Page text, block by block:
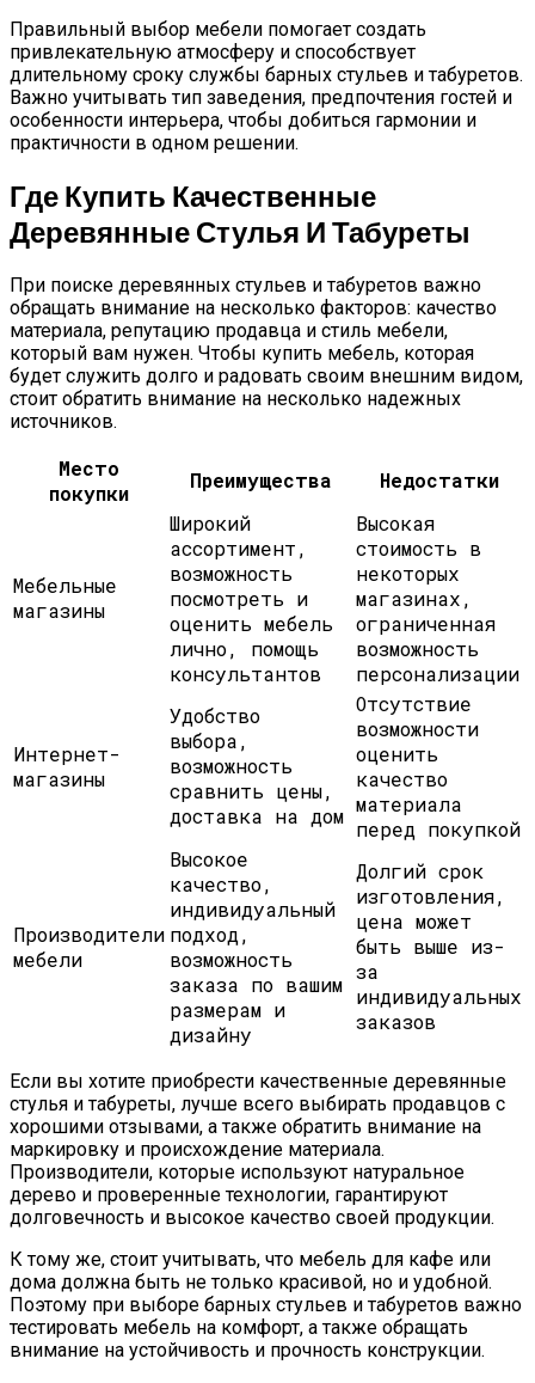
Правильный выбор мебели помогает создать
привлекательную атмосферу и способствует
длительному сроку службы барных стульев и табуретов.
Важно учитывать тип заведения, предпочтения гостей и
особенности интерьера, чтобы добиться гармонии и
практичности в одном решении.
Где Купить Качественные
Деревянные Стулья И Табуреты
При поиске деревянных стульев и табуретов важно
обращать внимание на несколько факторов: качество
материала, репутацию продавца и стиль мебели,
который вам нужен. Чтобы купить мебель, которая
будет служить долго и радовать своим внешним видом,
стоит обратить внимание на несколько надежных
источников.
Место
покупки
Преимущества Недостатки
Мебельные
магазины
Широкий
ассортимент,
возможность
посмотреть и
оценить мебель
лично, помощь
консультантов
Высокая
стоимость в
некоторых
магазинах,
ограниченная
возможность
персонализации
Интернет-
магазины
Удобство
выбора,
возможность
сравнить цены,
доставка на дом
Отсутствие
возможности
оценить
качество
материала
перед покупкой
Производители
мебели
Высокое
качество,
индивидуальный
подход,
возможность
заказа по вашим
размерам и
дизайну
Долгий срок
изготовления,
цена может
быть выше из-
за
индивидуальных
заказов
Если вы хотите приобрести качественные деревянные
стулья и табуреты, лучше всего выбирать продавцов с
хорошими отзывами, а также обратить внимание на
маркировку и происхождение материала.
Производители, которые используют натуральное
дерево и проверенные технологии, гарантируют
долговечность и высокое качество своей продукции.
К тому же, стоит учитывать, что мебель для кафе или
дома должна быть не только красивой, но и удобной.
Поэтому при выборе барных стульев и табуретов важно
тестировать мебель на комфорт, а также обращать
внимание на устойчивость и прочность конструкции.